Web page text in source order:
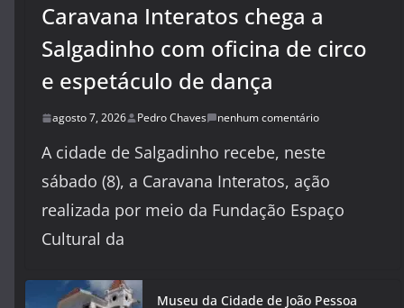
Caravana Interatos chega a
Salgadinho com oficina de circo
e espetáculo de dança
agosto 7, 2026 Pedro Chaves nenhum comentário
A cidade de Salgadinho recebe, neste
sábado (8), a Caravana Interatos, ação
realizada por meio da Fundação Espaço
Cultural da
Museu da Cidade de João Pessoa